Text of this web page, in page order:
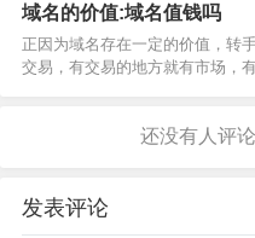
在手机…
域名的价值:域名值钱吗
正因为域名存在一定的价值，转
交易，有交易的地方就有市场，
发表评论